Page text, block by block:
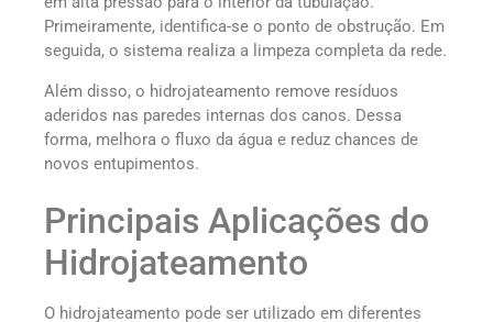
Primeiramente, identifica-se o ponto de obstrução. Em
seguida, o sistema realiza a limpeza completa da rede.
Além disso, o hidrojateamento remove resíduos
aderidos nas paredes internas dos canos. Dessa
forma, melhora o fluxo da água e reduz chances de
novos entupimentos.
Principais Aplicações do
Hidrojateamento
O hidrojateamento pode ser utilizado em diferentes